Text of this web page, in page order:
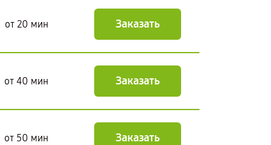
от 20 мин Заказать
от 40 мин Заказать
от 50 мин Заказать